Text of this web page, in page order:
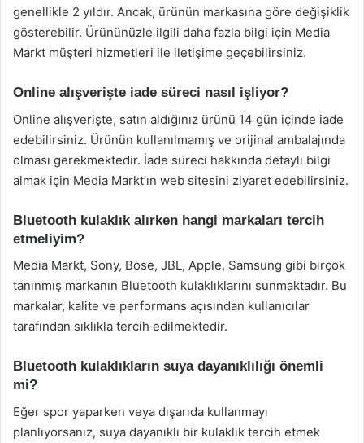
genellikle 2 yıldır. Ancak, ürünün markasına göre değişiklik
gösterebilir. Ürününüzle ilgili daha fazla bilgi için Media
Markt müşteri hizmetleri ile iletişime geçebilirsiniz.
Online alışverişte iade süreci nasıl işliyor?
Online alışverişte, satın aldığınız ürünü 14 gün içinde iade
edebilirsiniz. Ürünün kullanılmamış ve orijinal ambalajında
olması gerekmektedir. İade süreci hakkında detaylı bilgi
almak için Media Markt’ın web sitesini ziyaret edebilirsiniz.
Bluetooth kulaklık alırken hangi markaları tercih
etmeliyim?
Media Markt, Sony, Bose, JBL, Apple, Samsung gibi birçok
tanınmış markanın Bluetooth kulaklıklarını sunmaktadır. Bu
markalar, kalite ve performans açısından kullanıcılar
tarafından sıklıkla tercih edilmektedir.
Bluetooth kulaklıkların suya dayanıklılığı önemli
mi?
Eğer spor yaparken veya dışarıda kullanmayı
planlıyorsanız, suya dayanıklı bir kulaklık tercih etmek